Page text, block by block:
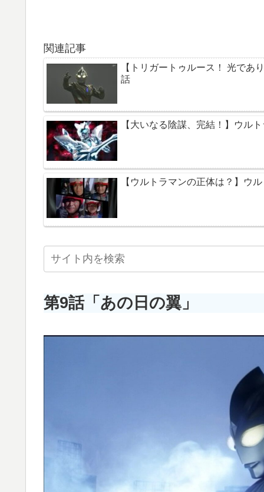
関連記事
【トリガートゥルース！ 光であ
話
【大いなる陰謀、完結！】ウル
【ウルトラマンの正体は？】ウ
第9話「あの日の翼」